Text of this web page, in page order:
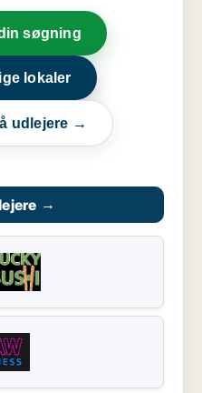
søgning
lokaler
udlejere →
→